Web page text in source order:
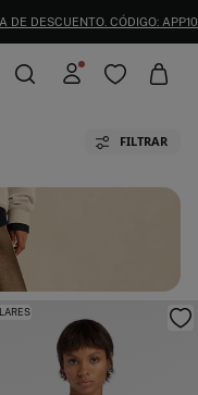
DE DESCUENTO. CÓDIGO: APP10
FILTRAR